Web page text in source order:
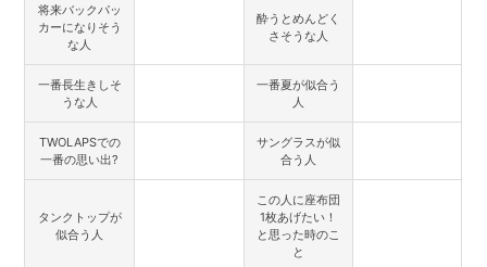
将来バックパッ
カーになりそう
な人
酔うとめんどく
さそうな人
一番長生きしそ
うな人
一番夏が似合う
人
TWOLAPSでの
一番の思い出?
サングラスが似
合う人
タンクトップが
似合う人
この人に座布団
1枚あげたい！
と思った時のこ
と